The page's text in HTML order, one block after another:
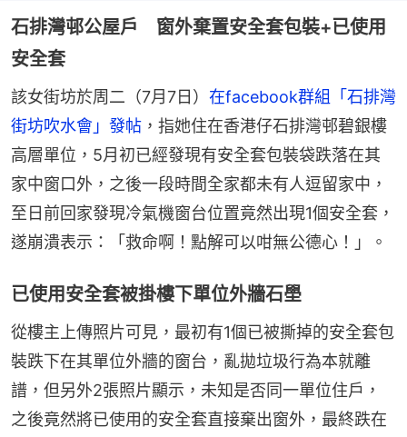
石排灣邨公屋戶 窗外棄置安全套包裝+已使用
安全套
該女街坊於周二（7月7日） 在facebook群組「石排灣
街坊吹水會」發帖 ，指她住在香港仔石排灣邨碧銀樓
高層單位，5月初已經發現有安全套包裝袋跌落在其
家中窗口外，之後一段時間全家都未有人逗留家中，
至日前回家發現冷氣機窗台位置竟然出現1個安全套，
遂崩潰表示：「救命啊！點解可以咁無公德心！」。
已使用安全套被掛樓下單位外牆石壆
從樓主上傳照片可見，最初有1個已被撕掉的安全套包
裝跌下在其單位外牆的窗台，亂拋垃圾行為本就離
譜，但另外2張照片顯示，未知是否同一單位住戶，
之後竟然將已使用的安全套直接棄出窗外，最終跌在